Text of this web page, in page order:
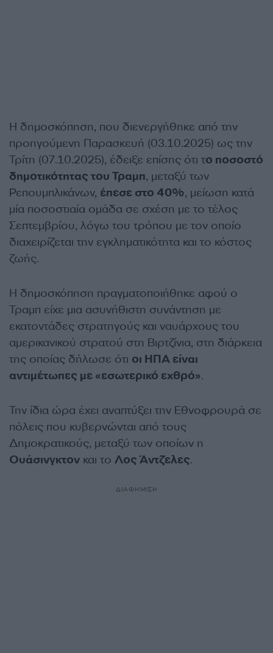
Η δημοσκόπηση, που διενεργήθηκε από την
προηγούμενη Παρασκευή (03.10.2025) ως την
Τρίτη (07.10.2025), έδειξε επίσης ότι το ποσοστό
δημοτικότητας του Τραμπ, μεταξύ των
Ρεπουμπλικάνων, έπεσε στο 40%, μείωση κατά
μία ποσοστιαία ομάδα σε σχέση με το τέλος
Σεπτεμβρίου, λόγω του τρόπου με τον οποίο
διαχειρίζεται την εγκληματικότητα και το κόστος
ζωής.
Η δημοσκόπηση πραγματοποιήθηκε αφού ο
Τραμπ είχε μια ασυνήθιστη συνάντηση με
εκατοντάδες στρατηγούς και ναυάρχους του
αμερικανικού στρατού στη Βιρτζίνια, στη διάρκεια
της οποίας δήλωσε ότι οι ΗΠΑ είναι
αντιμέτωπες με «εσωτερικό εχθρό».
Την ίδια ώρα έχει αναπτύξει την Εθνοφρουρά σε
πόλεις που κυβερνώνται από τους
Δημοκρατικούς, μεταξύ των οποίων η
Ουάσινγκτον και το Λος Άντζελες.
ΔΙΑΦΗΜΙΣΗ